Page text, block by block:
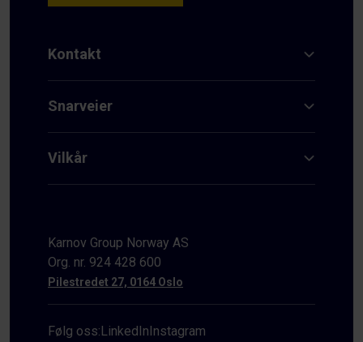
Kontakt
Snarveier
Vilkår
Karnov Group Norway AS
Org. nr. 924 428 600
Pilestredet 27, 0164 Oslo
Følg oss:LinkedInInstagram